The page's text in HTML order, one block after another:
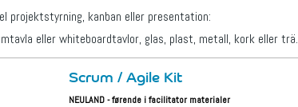
projektstyrning, kanban eller presentation:
eller whiteboardtavlor, glas, plast, metall, kork eller trä.
Scrum / Agile Kit
NEULAND - førende i facilitator materialer